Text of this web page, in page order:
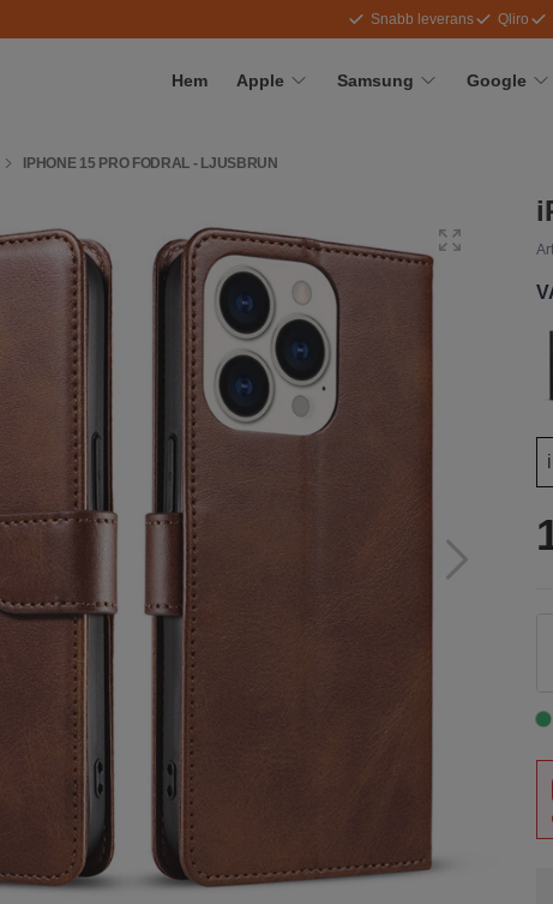
Snabb leverans Qliro
Hem Apple Samsung Google
IPHONE 15 PRO FODRAL - LJUSBRUN